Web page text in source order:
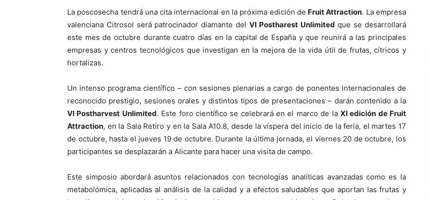
La poscosecha tendrá una cita internacional en la próxima edición de Fruit Attraction. La empresa
valenciana Citrosol será patrocinador diamante del VI Postharest Unlimited que se desarrollará
este mes de octubre durante cuatro días en la capital de España y que reunirá a las principales
empresas y centros tecnológicos que investigan en la mejora de la vida útil de frutas, cítricos y
hortalizas.
Un intenso programa científico – con sesiones plenarias a cargo de ponentes internacionales de
reconocido prestigio, sesiones orales y distintos tipos de presentaciones – darán contenido a la
VI Postharvest Unlimited. Este foro científico se celebrará en el marco de la XI edición de Fruit
Attraction, en la Sala Retiro y en la Sala A10.8, desde la víspera del inicio de la feria, el martes 17
de octubre, hasta el jueves 19 de octubre. Durante la última jornada, el viernes 20 de octubre, los
participantes se desplazarán a Alicante para hacer una visita de campo.
Este simposio abordará asuntos relacionados con tecnologías analíticas avanzadas como es la
metabolómica, aplicadas al análisis de la calidad y a efectos saludables que aportan las frutas y